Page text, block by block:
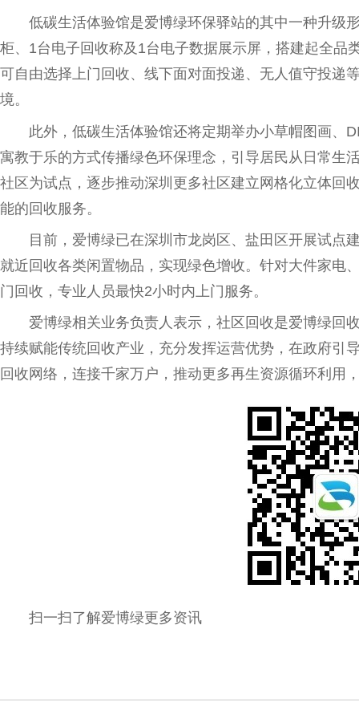
低碳生活体验馆是爱博绿环保驿站的其中一种升级
柜、1台电子回收称及1台电子数据展示屏，搭建起全品
可自由选择上门回收、线下面对面投递、无人值守投递
境。
此外，低碳生活体验馆还将定期举办小草帽图画、
寓教于乐的方式传播绿色环保理念，引导居民从日常生
社区为试点，逐步推动深圳更多社区建立网格化立体回
能的回收服务。
目前， 爱博绿已在深圳市龙岗区、盐田区开展试点
就近 回收各类闲置物品，实现绿色增收。针对大件家电
门回收，专业人员最快2小时内上门服务。
爱博绿相关业务负责人表示，社区回收是爱博绿回
持续赋能传统回收产业，充分发挥运营优势，在政府引
回收网络，连接千家万户，推动更多再生资源循环利用
扫一扫了解爱博绿更多资讯